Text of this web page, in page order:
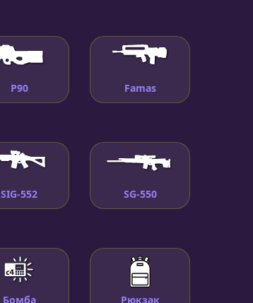
P90 Famas
SIG-552 SG-550
Бомба Рюкзак